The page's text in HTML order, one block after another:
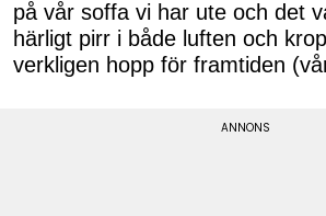
på vår soffa vi har ute och det
härligt pirr i både luften och
verkligen hopp för framtiden